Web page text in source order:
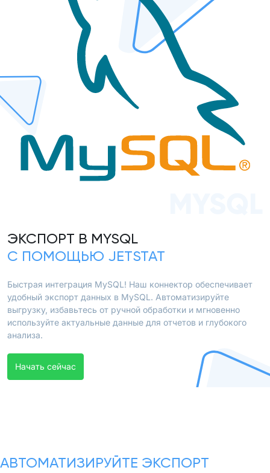
ЭКСПОРТ В MYSQL
С ПОМОЩЬЮ JETSTAT
Быстрая интеграция MySQL! Наш коннектор обеспечивает
удобный экспорт данных в MySQL. Автоматизируйте
выгрузку, избавьтесь от ручной обработки и мгновенно
используйте актуальные данные для отчетов и глубокого
анализа.
Начать сейчас
АВТОМАТИЗИРУЙТЕ ЭКСПОРТ